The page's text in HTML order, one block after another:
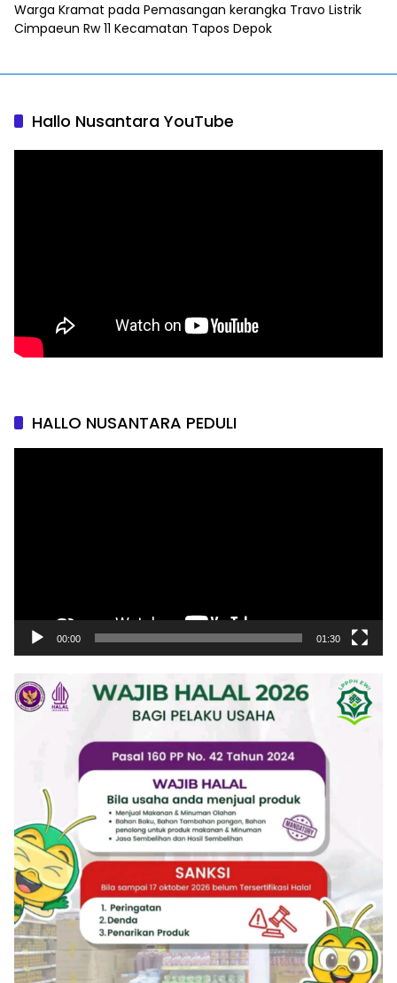
Warga Kramat pada Pemasangan kerangka Travo Listrik
Cimpaeun Rw 11 Kecamatan Tapos Depok
Hallo Nusantara YouTube
HALLO NUSANTARA PEDULI
00:00 01:30